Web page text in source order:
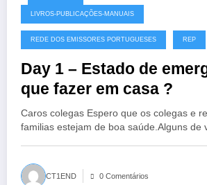
19/03/2020
LIVROS-PUBLICAÇÕES-MANUAIS
REDE DOS EMISSORES PORTUGUESES REP
Day 1 – Estado de
que fazer em casa ?
Caros colegas Espero que os colegas e
familias estejam de boa saúde.Alguns de
CT1END 0 Comentários